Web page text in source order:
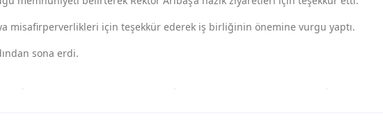
misafirperverlikleri için teşekkür ederek iş birliğinin önemine vurgu yaptı.
sona erdi.